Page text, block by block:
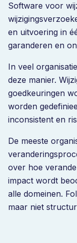
Software voor
en uitvoering in
garanderen en
In veel
deze manier.
goedkeuringen
worden
inconsistent en
De meeste
over hoe
impact wordt
alle domeinen.
maar niet